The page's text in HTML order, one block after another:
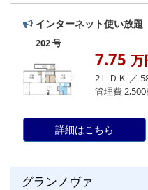
インターネット使い放題
202 号
7.75 万
2ＬＤＫ ／
管理費
詳細はこちら
グランノヴァ